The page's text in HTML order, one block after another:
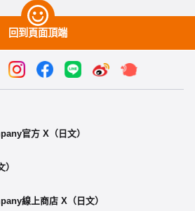
回到頁面頂端
官方 X（日文）
線上商店 X（日文）